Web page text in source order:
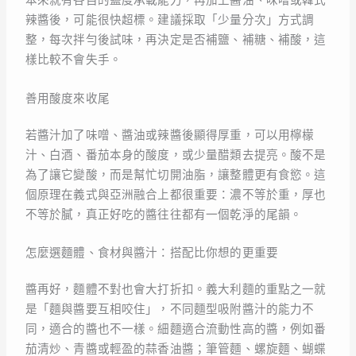
辣醬後，可能很快超標。建議採取「少量分次」方式調
整，每次拌勻後試味，再決定是否補鹽、補糖、補酸，這
樣比較不會失手。
善用酸度來收尾
若醬汁加了味噌、醬油或辣醬後顯得厚重，可以用檸檬
汁、白酒、番茄本身的酸度，或少量醋類去提亮。酸不是
為了讓它變酸，而是幫忙切開油脂，讓整體更有食慾。這
個原理在義式與亞洲融合上都很重要：濃不等於重，厚也
不等於膩，真正好吃的醬往往都有一個乾淨的尾韻。
怎麼選麵體、食材與醬汁：搭配比你想的更重要
醬再好，麵體不對也會大打折扣。義大利麵的重點之一就
是「麵與醬要互相咬住」，不同麵型吸附醬汁的能力不
同，適合的醬也不一樣。細麵適合流動性高的醬，例如番
茄清炒、青醬或輕盈的蒜香油醬；筆管麵、螺旋麵、蝴蝶